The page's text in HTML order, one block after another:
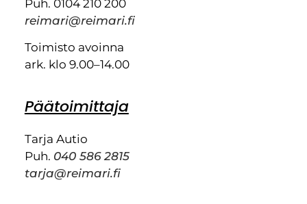
Puh. 0104 210 200
reimari@reimari.fi
Toimisto avoinna
ark. klo 9.00–14.00
Päätoimittaja
Tarja Autio
Puh. 040 586 2815
tarja@reimari.fi